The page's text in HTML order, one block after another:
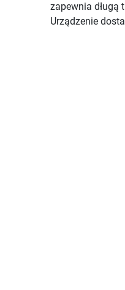
zapewnia długą
Urządzenie